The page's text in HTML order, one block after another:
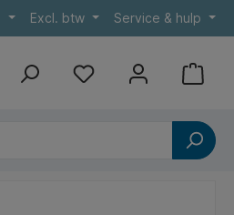
Excl. btw Service & hulp
Print Referenties